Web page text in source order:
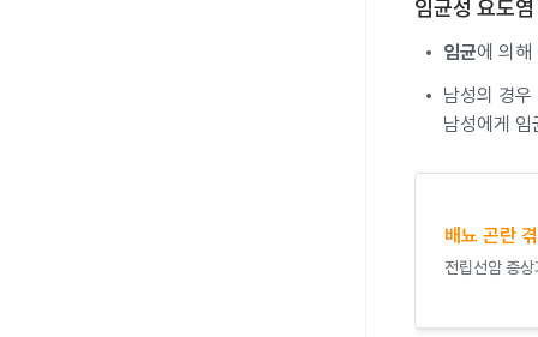
임균성 요도염
임균에 의
남성의 경
남성에게
배뇨 곤란
전립선암 증